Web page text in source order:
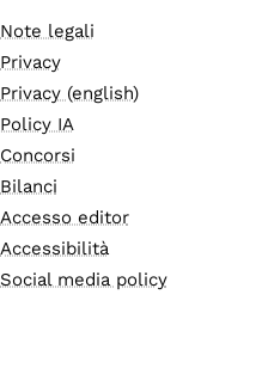
Note legali
Privacy
Privacy (english)
Policy IA
Concorsi
Bilanci
Accesso editor
Accessibilità
Social media policy